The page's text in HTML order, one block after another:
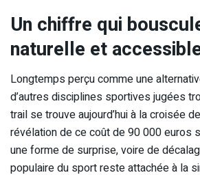
Un chiffre qui
naturelle et
Longtemps perçu comme une
d’autres disciplines sportives jugées
trail se trouve aujourd’hui à la croisée
révélation de ce coût de 90 000 euros
une forme de surprise, voire de
populaire du sport reste attachée à la